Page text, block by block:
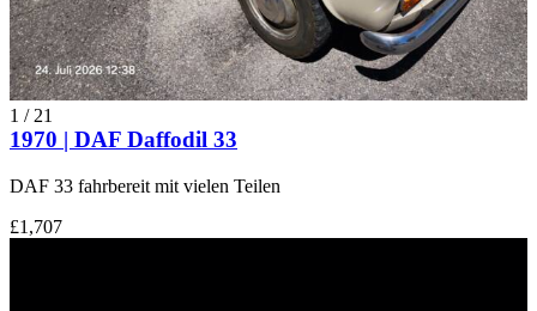
1 / 21
1970 | DAF Daffodil 33
DAF 33 fahrbereit mit vielen Teilen
£1,707